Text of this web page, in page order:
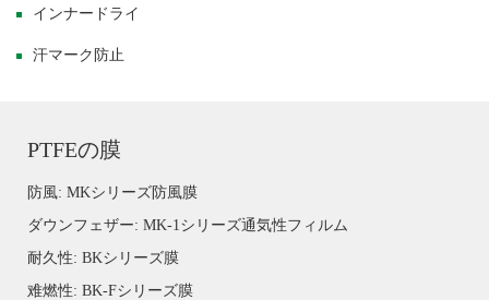
インナードライ
汗マーク防止
PTFEの膜
防風: MKシリーズ防風膜
ダウンフェザー: MK-1シリーズ通気性フィルム
耐久性: BKシリーズ膜
难燃性: BK-Fシリーズ膜